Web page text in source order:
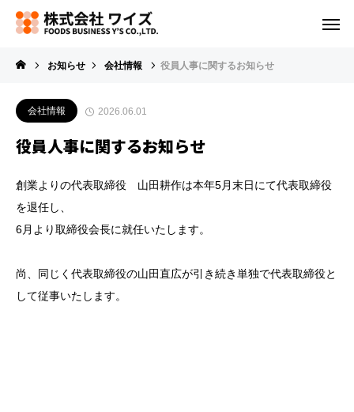
お知らせ 会社情報 役員人事に関するお知らせ
会社情報 2026.06.01
役員人事に関するお知らせ
創業よりの代表取締役 山田耕作は本年5月末日にて代表取締役
を退任し、
6月より取締役会長に就任いたします。
尚、同じく代表取締役の山田直広が引き続き単独で代表取締役と
して従事いたします。